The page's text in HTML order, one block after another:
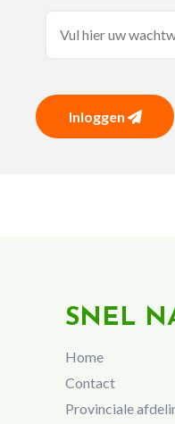
Inloggen
SNEL
Home
Contact
Provinciale